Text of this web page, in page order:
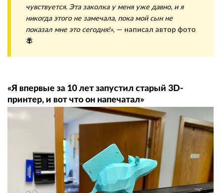
чувствуется. Эта заколка у меня уже давно, и я
никогда этого не замечала, пока мой сын не
показал мне это сегодня!», — написал автор фото
🪰
«Я впервые за 10 лет запустил старый 3D-
принтер, и вот что он напечатал»